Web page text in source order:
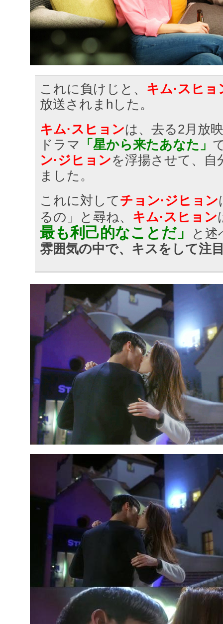
これに負けじと、 キム·スヒョ
放送されまhした。
キム·スヒョンは、去る2月放
ドラマ 「星から来たあなた」
ン·ジヒョンを浮揚させて、
ました。
これに対してチョン·ジヒョン
るの」と尋ね、 キム·スヒョン
最も利己的なことだ」
と述
雰囲気の中で、キスをして注